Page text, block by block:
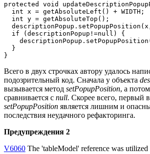
protected void
  int x = getAbsoluteLeft() + WIDTH;
  int y = getAbsoluteTop();
  if (descriptionPopup!=null) {
  }
}
Всего в двух строчках автору удалось
подозрительный код. Сначала у объекта
вызывается метод setPopupPosition, а
сравнивается с null. Скорее всего, первый
setPopupPosition является лишним и
последствия неудачного рефакторинга.
Предупреждения 2
V6060 The 'tableModel' reference was